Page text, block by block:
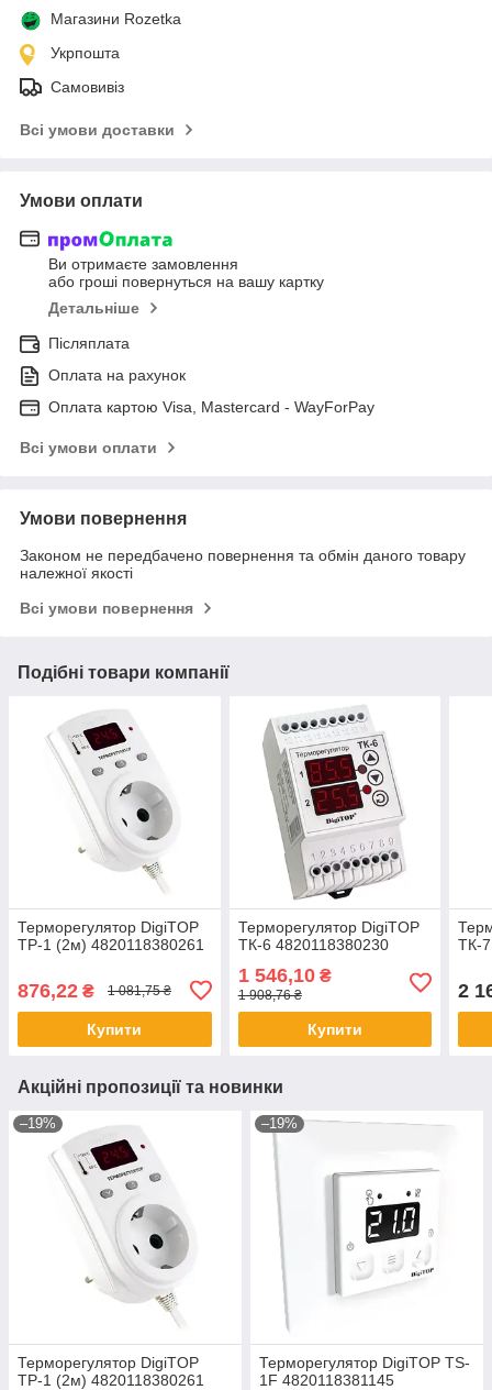
Магазини Rozetka
Укрпошта
Самовивіз
Всі умови доставки
Умови оплати
Ви отримаєте замовлення
або гроші повернуться на вашу картку
Детальніше
Післяплата
Оплата на рахунок
Оплата картою Visa, Mastercard - WayForPay
Всі умови оплати
Умови повернення
Законом не передбачено повернення та обмін даного товару
належної якості
Всі умови повернення
Подібні товари компанії
Терморегулятор DigiTOP
ТР-1 (2м) 4820118380261
876,22 ₴ 1 081,75 ₴
Купити
Терморегулятор DigiTOP
ТК-6 4820118380230
1 546,10₴
1 908,76 ₴
Купити
ТК-
2
Акційні пропозиції та новинки
–19%
Терморегулятор DigiTOP
ТР-1 (2м) 4820118380261
–19%
Терморегулятор DigiTOP TS-
1F 4820118381145